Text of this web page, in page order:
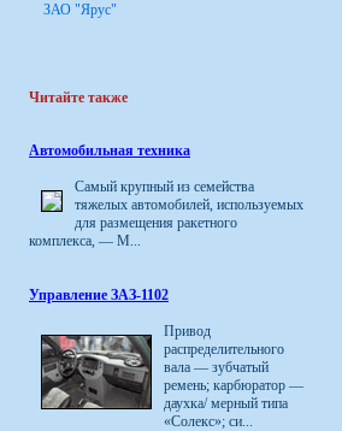
ЗАО "Ярус"
Читайте также
Автомобильная техника
Самый крупный из семейства
тяжелых автомобилей, используемых
для размещения ракетного
комплекса, — М...
Управление ЗАЗ-1102
Привод
распределительного
вала — зубчатый
ремень; карбюратор —
даухка/ мерный типа
«Солекс»; си...